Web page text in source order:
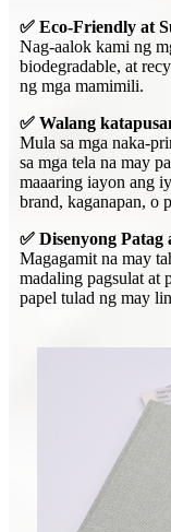
✅ Eco-Friendly at
Nag-aalok kami ng
biodegradable, at
ng mga mamimili.
✅ Walang
Mula sa mga naka-
sa mga tela na may
maaaring iayon ang
brand, kaganapan, o
✅ Disenyong
Magagamit na may
madaling pagsulat at
papel tulad ng may